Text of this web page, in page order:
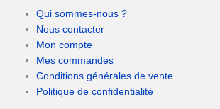
Qui sommes-nous ?
Nous contacter
Mon compte
Mes commandes
Conditions générales de vente
Politique de confidentialité